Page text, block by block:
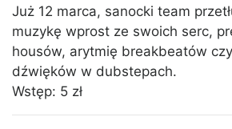
Już 12 marca, sanocki team
muzykę wprost ze swoich serc,
housów, arytmię breakbeatów
dźwięków w dubstepach.
Wstęp: 5 zł